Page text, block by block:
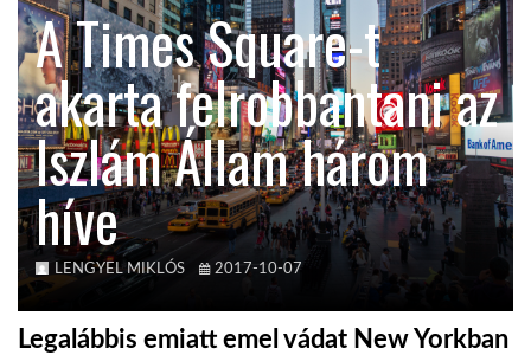
KÖZEL-KELET
AUSZTRÁLIA
A VILÁG ITTHON
MÉDIA
A Times Square-t
akarta felrobbantani az
Iszlám Állam három
híve
LENGYEL MIKLÓS 2017-10-07
Legalábbis emiatt emel vádat New Yorkban